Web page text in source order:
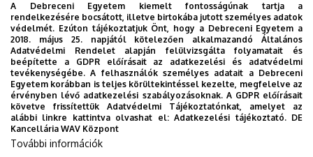
labdarúgó
Az előadás bevezetését Sándor Mihály, Nívó-és Ezüstgerely-díjas
szerző, sporttörténész, címzetes egyetemi docens, egyetemi
mesteroktató tartja.
Dokumentumok
meghívó (184.47 KB)
Last update: 2022. 02. 15. 11:25
A Debreceni Egyetem kiemelt fontosságúnak tartja a
rendelkezésére bocsátott, illetve birtokába jutott személyes adatok
védelmét. Ezúton tájékoztatjuk Önt, hogy a Debreceni Egyetem a
2018. május 25. napjától kötelezően alkalmazandó Általános
Adatvédelmi Rendelet alapján felülvizsgálta folyamatait és
beépítette a GDPR előírásait az adatkezelési és adatvédelmi
tevékenységébe. A felhasználók személyes adatait a Debreceni
Egyetem korábban is teljes körültekintéssel kezelte, megfelelve az
érvényben lévő adatkezelési szabályozásoknak. A GDPR előírásait
követve frissítettük Adatvédelmi Tájékoztatónkat, amelyet az
alábbi linkre kattintva olvashat el:Adatkezelési tájékoztató. DE
Kancellária WAV Központ
További információk